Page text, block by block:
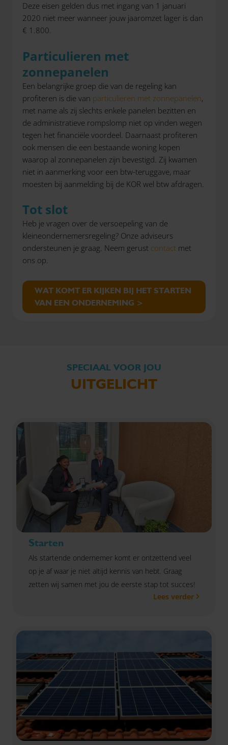
Deze eisen gelden dus met ingang van 1 januari
2020 niet meer wanneer jouw jaaromzet lager is dan
€ 1.800.
Particulieren met
zonnepanelen
Een belangrijke groep die van de regeling kan
profiteren is die van particulieren met zonnepanelen,
met name als zij slechts enkele panelen bezitten en
de administratieve rompslomp niet op vinden wegen
tegen het financiële voordeel. Daarnaast profiteren
ook mensen die een bestaande woning kopen
waarop al zonnepanelen zijn bevestigd. Zij kwamen
niet in aanmerking voor een btw-teruggave, maar
moesten bij aanmelding bij de KOR wel btw afdragen.
Tot slot
Heb je vragen over de versoepeling van de
kleineondernemersregeling? Onze adviseurs
ondersteunen je graag. Neem gerust contact met
ons op.
WAT KOMT ER KIJKEN BIJ HET STARTEN
VAN EEN ONDERNEMING >
SPECIAAL VOOR JOU
UITGELICHT
Starten
Als startende ondernemer komt er ontzettend veel
op je af waar je niet altijd kennis van hebt. Graag
zetten wij samen met jou de eerste stap tot succes!
Lees verder